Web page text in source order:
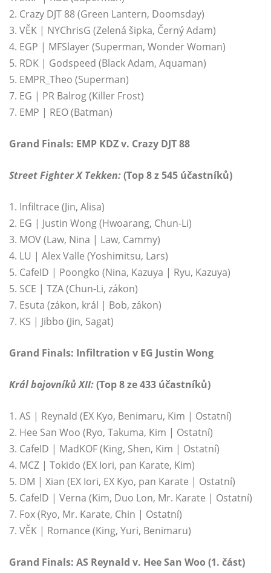
2. Crazy DJT 88 (Green Lantern, Doomsday)
3. VĚK | NYChrisG (Zelená šipka, Černý Adam)
4. EGP | MFSlayer (Superman, Wonder Woman)
5. RDK | Godspeed (Black Adam, Aquaman)
5. EMPR_Theo (Superman)
7. EG | PR Balrog (Killer Frost)
7. EMP | REO (Batman)
Grand Finals: EMP KDZ v. Crazy DJT 88
Street Fighter X Tekken:(Top 8 z 545 účastníků)
1. Infiltrace (Jin, Alisa)
2. EG | Justin Wong (Hwoarang, Chun-Li)
3. MOV (Law, Nina | Law, Cammy)
4. LU | Alex Valle (Yoshimitsu, Lars)
5. CafeID | Poongko (Nina, Kazuya | Ryu, Kazuya)
5. SCE | TZA (Chun-Li, zákon)
7. Esuta (zákon, král | Bob, zákon)
7. KS | Jibbo (Jin, Sagat)
Grand Finals: Infiltration v EG Justin Wong
Král bojovníků XII:(Top 8 ze 433 účastníků)
1. AS | Reynald (EX Kyo, Benimaru, Kim | Ostatní)
2. Hee San Woo (Ryo, Takuma, Kim | Ostatní)
3. CafeID | MadKOF (King, Shen, Kim | Ostatní)
4. MCZ | Tokido (EX Iori, pan Karate, Kim)
5. DM | Xian (EX Iori, EX Kyo, pan Karate | Ostatní)
5. CafeID | Verna (Kim, Duo Lon, Mr. Karate | Ostatní)
7. Fox (Ryo, Mr. Karate, Chin | Ostatní)
7. VĚK | Romance (King, Yuri, Benimaru)
Grand Finals: AS Reynald v. Hee San Woo (1. část)